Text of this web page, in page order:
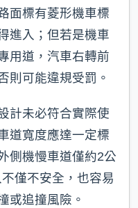
面標有菱形機車標
進入；但若是機車
用道，汽車右轉前
則可能違規受罰。
計未必符合實際使
道寬度應達一定標
側機慢車道僅約2公
僅不安全，也容易
或追撞風險。